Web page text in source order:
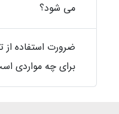
می شود؟
ضرورت استفاده
برای چه مواردی